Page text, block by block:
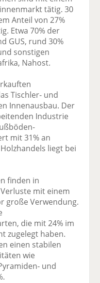
tätig. 30
Anteil von 27%
Etwa 70% der
GUS, rund 30%
sonstigen
Nahost.
Tischler- und
Innenausbau. Der
Industrie
mit 31% an
liegt bei
finden in
mit einem
große Verwendung.
die mit 24% im
zugelegt haben.
einen stabilen
wie
und